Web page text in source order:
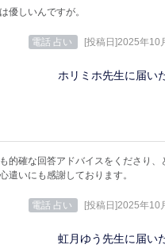
優しいんですが。
電話 占い [投稿日]2025年10
ホリミホ先生に届い
的確な回答アドバイスをくださり、
遣いにも感謝しております。
電話 占い [投稿日]2025年10
虹月ゆう先生に届い